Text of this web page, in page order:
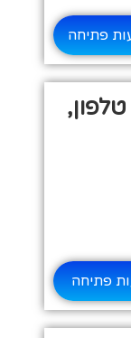
פתיחה
פתיחה